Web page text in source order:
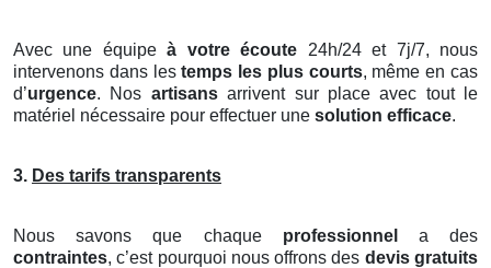
Avec une équipeà votre écoute 24h/24 et 7j/7, nous
intervenons dans lestemps les plus courts, même en cas
d’urgence. Nos artisansarrivent sur place avec tout le
matériel nécessaire pour effectuer une solution efficace.
3. Des tarifs transparents
Nous savons que chaque professionnel
a des
contraintes, c’est pourquoi nous offrons des devis gratuits